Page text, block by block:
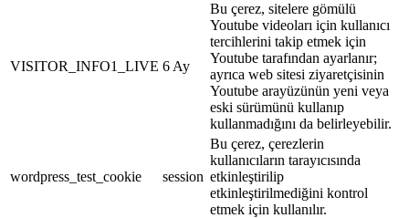
VISITOR_INFO1_LIVE 6 Ay
Bu çerez, sitelere gömülü
Youtube videoları için kullanıcı
tercihlerini takip etmek için
Youtube tarafından ayarlanır;
ayrıca web sitesi ziyaretçisinin
Youtube arayüzünün yeni veya
eski sürümünü kullanıp
kullanmadığını da belirleyebilir.
wordpress_test_cookie session
Bu çerez, çerezlerin
kullanıcıların tarayıcısında
etkinleştirilip
etkinleştirilmediğini kontrol
etmek için kullanılır.